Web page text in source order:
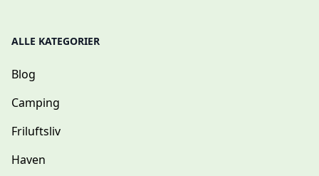
ALLE KATEGORIER
Blog
Camping
Friluftsliv
Haven